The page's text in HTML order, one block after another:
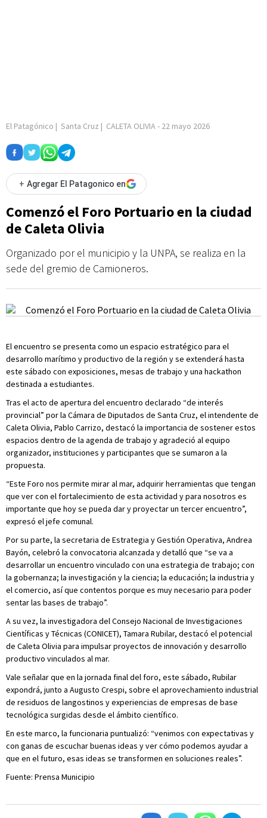
El Patagónico | Santa Cruz | CALETA OLIVIA- 22 mayo 2026
+ Agregar El Patagonico en
Comenzó el Foro Portuario en la ciudad
de Caleta Olivia
Organizado por el municipio y la UNPA, se realiza en la
sede del gremio de Camioneros.
El encuentro se presenta como un espacio estratégico para el
desarrollo marítimo y productivo de la región y se extenderá hasta
este sábado con exposiciones, mesas de trabajo y una hackathon
destinada a estudiantes.
Tras el acto de apertura del encuentro declarado “de interés
provincial” por la Cámara de Diputados de Santa Cruz, el intendente de
Caleta Olivia, Pablo Carrizo, destacó la importancia de sostener estos
espacios dentro de la agenda de trabajo y agradeció al equipo
organizador, instituciones y participantes que se sumaron a la
propuesta.
“Este Foro nos permite mirar al mar, adquirir herramientas que tengan
que ver con el fortalecimiento de esta actividad y para nosotros es
importante que hoy se pueda dar y proyectar un tercer encuentro”,
expresó el jefe comunal.
Por su parte, la secretaria de Estrategia y Gestión Operativa, Andrea
Bayón, celebró la convocatoria alcanzada y detalló que “se va a
desarrollar un encuentro vinculado con una estrategia de trabajo; con
la gobernanza; la investigación y la ciencia; la educación; la industria y
el comercio, así que contentos porque es muy necesario para poder
sentar las bases de trabajo”.
A su vez, la investigadora del Consejo Nacional de Investigaciones
Científicas y Técnicas (CONICET), Tamara Rubilar, destacó el potencial
de Caleta Olivia para impulsar proyectos de innovación y desarrollo
productivo vinculados al mar.
Vale señalar que en la jornada final del foro, este sábado, Rubilar
expondrá, junto a Augusto Crespi, sobre el aprovechamiento industrial
de residuos de langostinos y experiencias de empresas de base
tecnológica surgidas desde el ámbito científico.
En este marco, la funcionaria puntualizó: “venimos con expectativas y
con ganas de escuchar buenas ideas y ver cómo podemos ayudar a
que en el futuro, esas ideas se transformen en soluciones reales”.
Fuente: Prensa Municipio